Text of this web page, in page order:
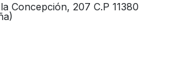
Concepción, 207 C.P 11380